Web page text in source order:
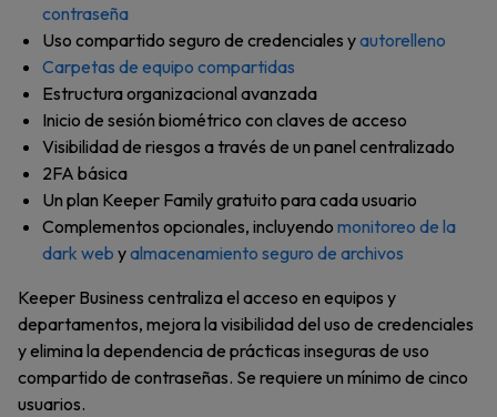
contraseña
Uso compartido seguro de credenciales yautorelleno
Carpetas de equipo compartidas
Estructura organizacional avanzada
Inicio de sesión biométrico con claves de acceso
Visibilidad de riesgos a través de un panel centralizado
2FA básica
Un plan Keeper Family gratuito para cada usuario
Complementos opcionales, incluyendo monitoreo de la
dark web yalmacenamiento seguro de archivos
Keeper Business centraliza el acceso en equipos y
departamentos, mejora la visibilidad del uso de credenciales
y elimina la dependencia de prácticas inseguras de uso
compartido de contraseñas. Se requiere un mínimo de cinco
usuarios.